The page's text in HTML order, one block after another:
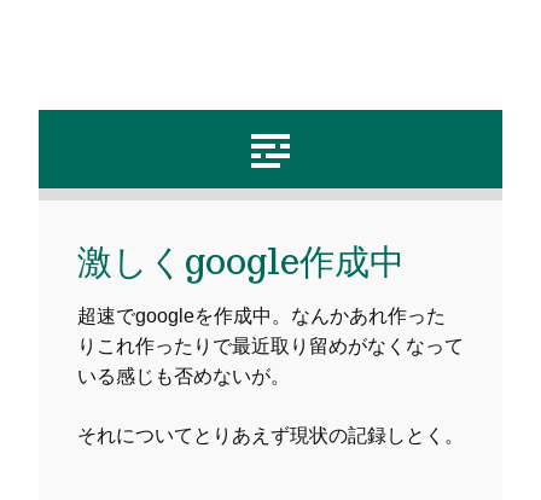
激しくgoogle作成中
超速でgoogleを作成中。なんかあれ作った
りこれ作ったりで最近取り留めがなくなって
いる感じも否めないが。
それについてとりあえず現状の記録しとく。